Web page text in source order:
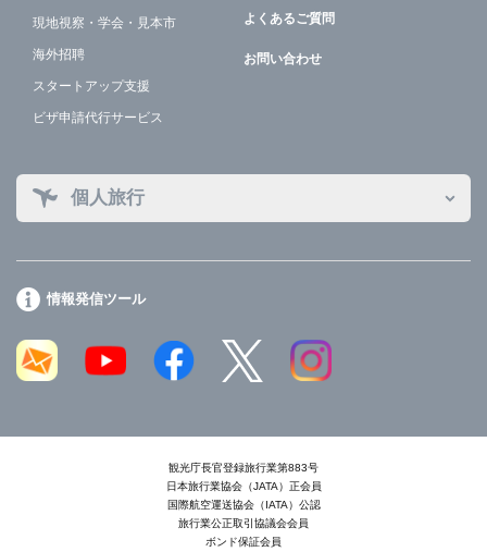
現地視察・学会・見本市
海外招聘
スタートアップ支援
ビザ申請代行サービス
よくあるご質問
お問い合わせ
個人旅行
情報発信ツール
観光庁長官登録旅行業第883号
日本旅行業協会（JATA）正会員
国際航空運送協会（IATA）公認
旅行業公正取引協議会会員
ボンド保証会員